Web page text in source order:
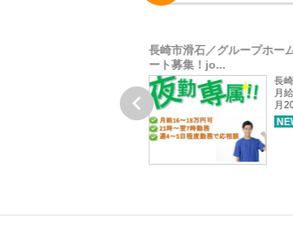
月給 170,000円〜290,000円
長崎市滑石／グループホー
ート募集！jo...
長
月
月
